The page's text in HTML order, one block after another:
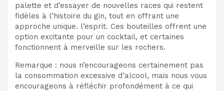
palette et d’essayer de nouvelles races qui restent
fidèles à l’histoire du gin, tout en offrant une
approche unique. l’esprit. Ces bouteilles offrent une
option excitante pour un cocktail, et certaines
fonctionnent à merveille sur les rochers.
Remarque : nous n’encourageons certainement pas
la consommation excessive d’alcool, mais nous vous
encourageons à réfléchir profondément à ce qui